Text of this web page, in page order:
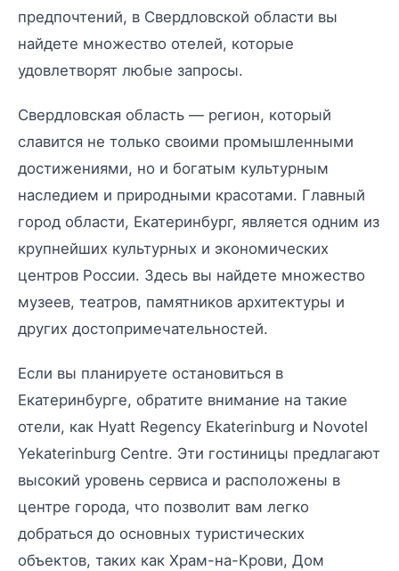
предпочтений, в Свердловской области вы
найдете множество отелей, которые
удовлетворят любые запросы.
Свердловская область — регион, который
славится не только своими промышленными
достижениями, но и богатым культурным
наследием и природными красотами. Главный
город области, Екатеринбург, является одним из
крупнейших культурных и экономических
центров России. Здесь вы найдете множество
музеев, театров, памятников архитектуры и
других достопримечательностей.
Если вы планируете остановиться в
Екатеринбурге, обратите внимание на такие
отели, как Hyatt Regency Ekaterinburg и Novotel
Yekaterinburg Centre. Эти гостиницы предлагают
высокий уровень сервиса и расположены в
центре города, что позволит вам легко
добраться до основных туристических
объектов, таких как Храм-на-Крови, Дом